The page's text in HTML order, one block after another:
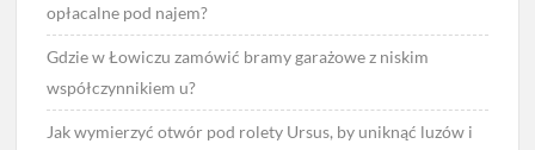
opłacalne pod najem?
Gdzie w Łowiczu zamówić bramy garażowe z niskim
współczynnikiem u?
Jak wymierzyć otwór pod rolety Ursus, by uniknąć luzów i